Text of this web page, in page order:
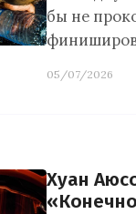
бы не
05/07/2026
Хуан